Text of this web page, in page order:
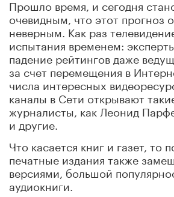
Прошло время, и сегодня
очевидным, что этот прогноз
неверным. Как раз
испытания временем:
падение рейтингов даже
за счет перемещения в
числа интересных
каналы в Сети открывают
журналисты, как Леонид
и другие.
Что касается книг и газет, то
печатные издания также
версиями, большой
аудиокниги.